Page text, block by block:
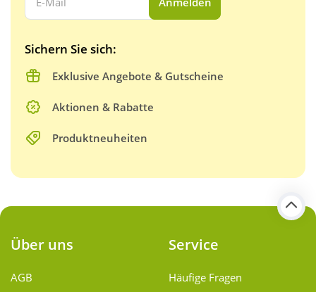
Sichern Sie sich:
Exklusive Angebote & Gutscheine
Aktionen & Rabatte
Produktneuheiten
Über uns
AGB
Service
Häufige Fragen